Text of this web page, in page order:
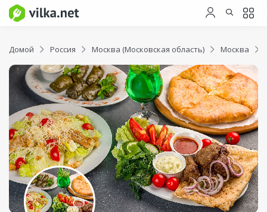
Домой Россия Москва (Московская область) Москва